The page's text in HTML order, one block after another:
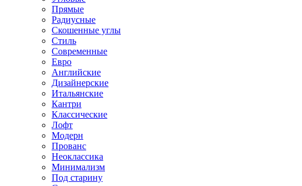
Прямые
Радиусные
Скошенные углы
Стиль
Современные
Евро
Английские
Дизайнерские
Итальянские
Кантри
Классические
Лофт
Модерн
Прованс
Неоклассика
Минимализм
Под старину